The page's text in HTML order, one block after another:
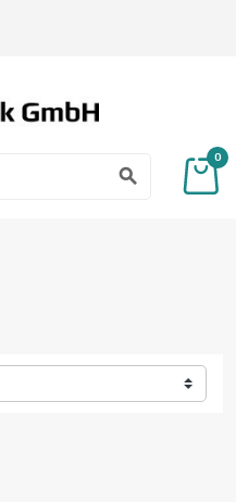
search
0